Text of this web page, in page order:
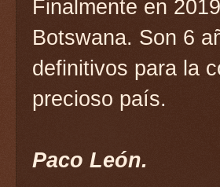
Finalmente en
Botswana. Son 6
definitivos para la
precioso país.
Paco León.